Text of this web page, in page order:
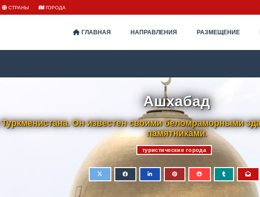
СТРАНЫ ГОРОДА
ГЛАВНАЯ НАПРАВЛЕНИЯ РАЗМЕЩЕНИЕ
Ашхабад
Он известен своими беломраморными
памятниками.
туристические города